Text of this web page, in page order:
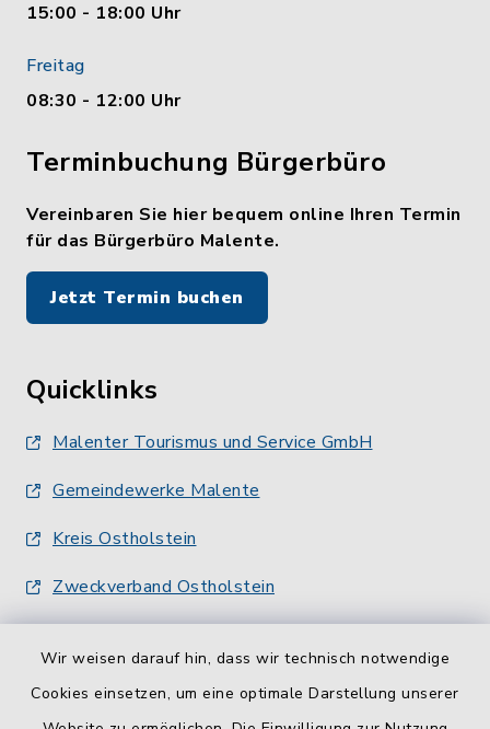
Wir weisen darauf hin, dass wir technisch notwendige
Cookies einsetzen, um eine optimale Darstellung unserer
15:00 - 18:00 Uhr
Freitag
08:30 - 12:00 Uhr
Terminbuchung Bürgerbüro
Vereinbaren Sie hier bequem online Ihren Termin
für das Bürgerbüro Malente.
Jetzt Termin buchen
Quicklinks
Malenter Tourismus und Service GmbH
Gemeindewerke Malente
Kreis Ostholstein
Zweckverband Ostholstein